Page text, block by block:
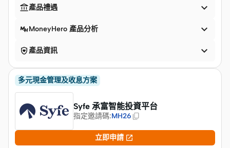
產品禮遇 
MoneyHero 產品分析 
 產品資訊 
多元現金管理及收息方案
Syfe 承富智能投資平台
指定邀請碼:MH26
立即申請 